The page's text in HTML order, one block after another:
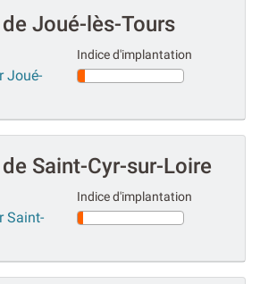
Joué-lès-Tours
Joué-
Indice d'implantation
Saint-Cyr-sur-Loire
Saint-
Indice d'implantation